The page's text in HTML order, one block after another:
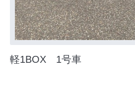
軽1BOX 1号車